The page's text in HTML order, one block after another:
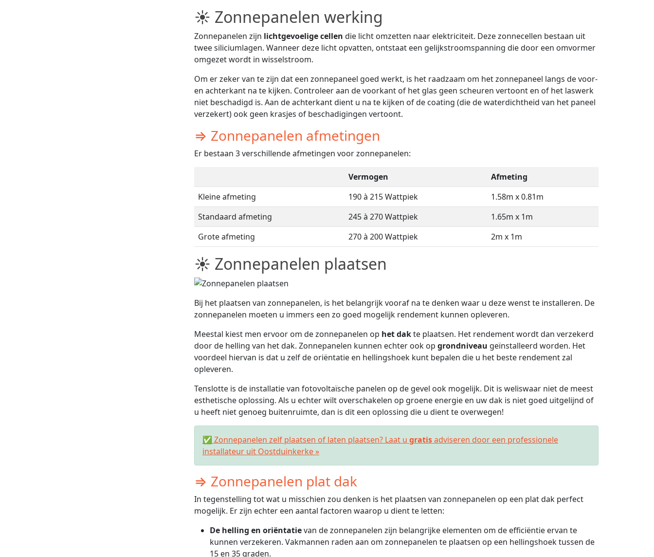
☀ Zonnepanelen werking
Zonnepanelen zijn lichtgevoelige cellen die licht omzetten naar elektriciteit. Deze zonnecellen bestaan uit
twee siliciumlagen. Wanneer deze licht opvatten, ontstaat een gelijkstroomspanning die door een omvormer
omgezet wordt in wisselstroom.
Om er zeker van te zijn dat een zonnepaneel goed werkt, is het raadzaam om het zonnepaneel langs de voor-
en achterkant na te kijken. Controleer aan de voorkant of het glas geen scheuren vertoont en of het laswerk
niet beschadigd is. Aan de achterkant dient u na te kijken of de coating (die de waterdichtheid van het paneel
verzekert) ook geen krasjes of beschadigingen vertoont.
⇒ Zonnepanelen afmetingen
Er bestaan 3 verschillende afmetingen voor zonnepanelen:
Vermogen
Afmeting
Kleine afmeting
190 à 215 Wattpiek
1.58m x 0.81m
Standaard afmeting
245 à 270 Wattpiek
1.65m x 1m
Grote afmeting
270 à 200 Wattpiek 2m x 1m
☀ Zonnepanelen plaatsen
Bij het plaatsen van zonnepanelen, is het belangrijk vooraf na te denken waar u deze wenst te installeren. De
zonnepanelen moeten u immers een zo goed mogelijk rendement kunnen opleveren.
Meestal kiest men ervoor om de zonnepanelen op het dakte plaatsen. Het rendement wordt dan verzekerd
door de helling van het dak. Zonnepanelen kunnen echter ook op grondniveau geïnstalleerd worden. Het
voordeel hiervan is dat u zelf de oriëntatie en hellingshoek kunt bepalen die u het beste rendement zal
opleveren.
Tenslotte is de installatie van fotovoltaïsche panelen op de gevel ook mogelijk. Dit is weliswaar niet de meest
esthetische oplossing. Als u echter wilt overschakelen op groene energie en uw dak is niet goed uitgelijnd of
u heeft niet genoeg buitenruimte, dan is dit een oplossing die u dient te overwegen!
✅ Zonnepanelen zelf plaatsen of laten plaatsen? Laat u gratisadviseren door een professionele
installateur uit Oostduinkerke »
⇒ Zonnepanelen plat dak
In tegenstelling tot wat u misschien zou denken is het plaatsen van zonnepanelen op een plat dak perfect
mogelijk. Er zijn echter een aantal factoren waarop u dient te letten:
De helling en oriëntatievan de zonnepanelen zijn belangrijke elementen om de efficiëntie ervan te
kunnen verzekeren. Vakmannen raden aan om zonnepanelen te plaatsen op een hellingshoek tussen de
15 en 35 graden.